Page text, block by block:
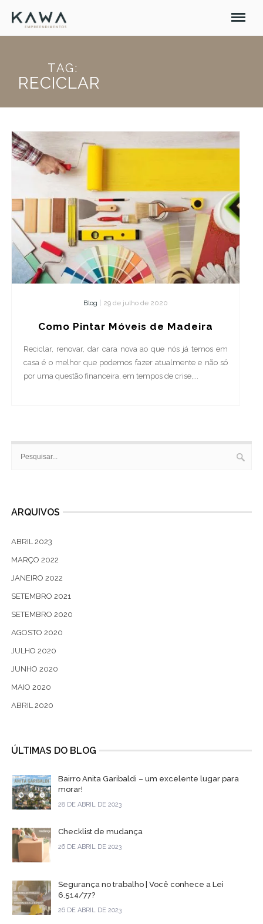
TAG:
RECICLAR
Blog | 29 de julho de 2020
Como Pintar Móveis de Madeira
Reciclar, renovar, dar cara nova ao que nós já temos em
casa é o melhor que podemos fazer atualmente e não só
por uma questão financeira, em tempos de crise,...
ARQUIVOS
ABRIL 2023
MARÇO 2022
JANEIRO 2022
SETEMBRO 2021
SETEMBRO 2020
AGOSTO 2020
JULHO 2020
JUNHO 2020
MAIO 2020
ABRIL 2020
ÚLTIMAS DO BLOG
Bairro Anita Garibaldi – um excelente lugar para
morar!
28 DE ABRIL DE 2023
Checklist de mudança
26 DE ABRIL DE 2023
Segurança no trabalho | Você conhece a Lei
6.514/77?
26 DE ABRIL DE 2023